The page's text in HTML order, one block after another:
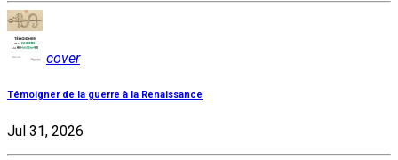
cover
Témoigner de la guerre à la Renaissance
Jul 31, 2026